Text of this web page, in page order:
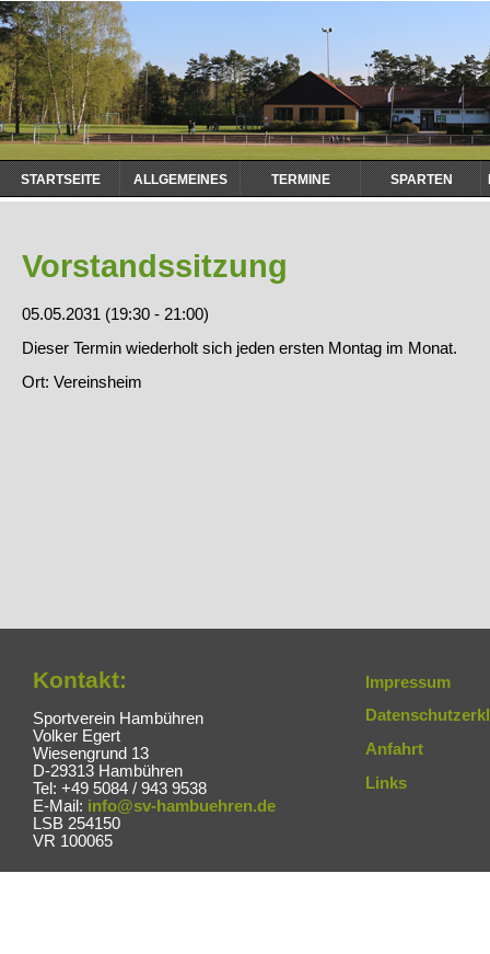
Navigation
überspringen
STARTSEITE ALLGEMEINES TERMINE SPARTEN
Vorstandssitzung
05.05.2031 (19:30 - 21:00)
Dieser Termin wiederholt sich jeden ersten Montag im Monat.
Ort: Vereinsheim
Kontakt:
Sportverein Hambühren
Volker Egert
Wiesengrund 13
D-29313 Hambühren
Tel: +49 5084 / 943 9538
E-Mail: info@sv-hambuehren.de
LSB 254150
VR 100065
Impressum
Anfahrt
Links